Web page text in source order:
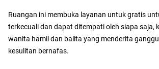
Ruangan ini membuka layanan untuk gratis
terkecuali dan dapat ditempati oleh siapa saja,
wanita hamil dan balita yang menderita
kesulitan bernafas.